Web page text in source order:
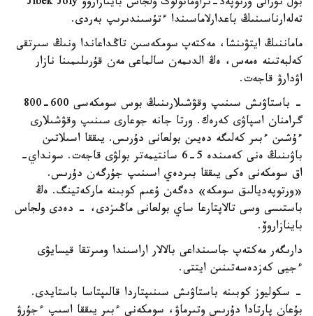
تەلەارناسىنىڭ باعدارلاماسىندا ءتۇسىندىرىپ بەردى.
ماماننىڭ ايتۋىنشا، مەكتەپ سومكەسىن تاڭداعاندا ونىڭ سىرتقى
كەلبەتىنە ەمەس، ەڭ الدىمەن سالماعى مەن قۇرىلىمىنا نازار
اۋدارۋ قاجەت.
- باستاۋىش سىنىپ وقۋشىلارىنىڭ بوس سومكەسى 600-800
گرامنان اسپاۋى كەرەك. ورتا جانە جوعارى سىنىپ وقۋشىلارى
ءۇشىن ءبىر كەلىگە دەيىن بولعانى دۇرىس. يىققا اسىلاتىن
باۋىنىڭ ەنى كەمىندە 5-6 سانتيمەتر بولۋى قاجەت. سونداي-
اق سومكەنى ەكى يىققا بىردەي اسىنىپ جۇرگەن دۇرىس.
«ورتوپەديالىق سومكە» دەگەن ۇعىم كوبىنە ماركەتينگ. ەڭ
باستىسى وسى تالاپتارعا ساي بولعانى ماڭىزدى، - دەدى ولجاس
باينازاروۆ.
دارىگەر مەكتەپ جاسىنداعى بالالار اراسىندا ومىرتقا قيسايۋى
ءجيى كەزدەسەتىنىن ايتتى.
- سكوليوز كوبىنە باستاۋىش سىنىپتاردا قالىپتاسا باستايدى.
بۇعان پارتادا دۇرىس وتىرماۋ، سومكەنى ءبىر يىققا اسىپ ءجۇرۋ